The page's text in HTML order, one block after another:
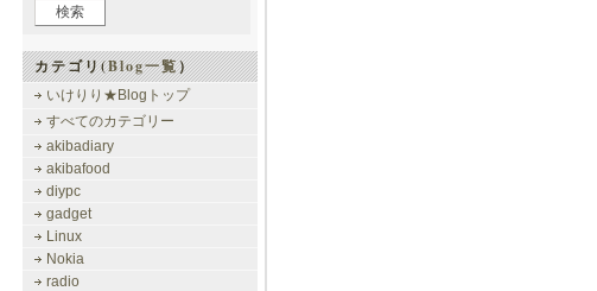
カテゴリ(Blog一覧）
いけりり★Blogトップ
すべてのカテゴリー
akibadiary
akibafood
diypc
gadget
Linux
Nokia
radio